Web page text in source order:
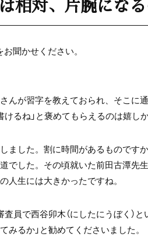
相対、片腕にな
聞かせください。
んが習字を教えておられ、そこに
るね」と褒めてもらえるのは嬉し
ました。割に時間があるものです
でした。その頃就いた前田古潭先
人生には大きかったですね。
員で西谷卯木（にしたにうぼく）
るか」と勧めてくださいました。